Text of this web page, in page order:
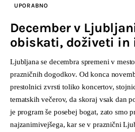
UPORABNO
December v
obiskati, doživeti in
Ljubljana se decembra spremeni v
prazničnih dogodkov. Od konca
prestolnici zvrsti toliko koncertov,
tematskih večerov, da skoraj vsak dan
je program še posebej bogat, zato smo
najzanimivejšega, kar se v praznični